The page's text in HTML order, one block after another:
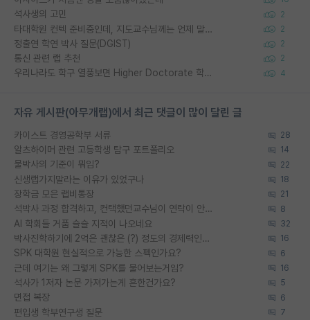
석사생의 고민 2
타대학원 컨텍 준비중인데, 지도교수님께는 언제 말씀드려야 할까요? 2
정출연 학연 박사 질문(DGIST) 2
통신 관련 랩 추천 2
우리나라도 학구 열풍보면 Higher Doctorate 학위가 필요하다고 봅니다. 4
자유 게시판(아무개랩)에서 최근 댓글이 많이 달린 글
카이스트 경영공학부 서류 28
알츠하이머 관련 고등학생 탐구 포트폴리오 14
물박사의 기준이 뭐임? 22
신생랩가지말라는 이유가 있었구나 18
장학금 모은 랩비통장 21
석박사 과정 합격하고, 컨택했던교수님이 연락이 안됩니다... 8
AI 학회들 거품 슬슬 지적이 나오네요 32
박사진학하기에 2억은 괜찮은 (?) 정도의 경제력인가요 16
SPK 대학원 현실적으로 가능한 스펙인가요? 6
근데 여기는 왜 그렇게 SPK를 물어보는거임? 16
석사가 1저자 논문 가져가는게 흔한건가요? 5
면접 복장 6
편입생 학부연구생 질문 7